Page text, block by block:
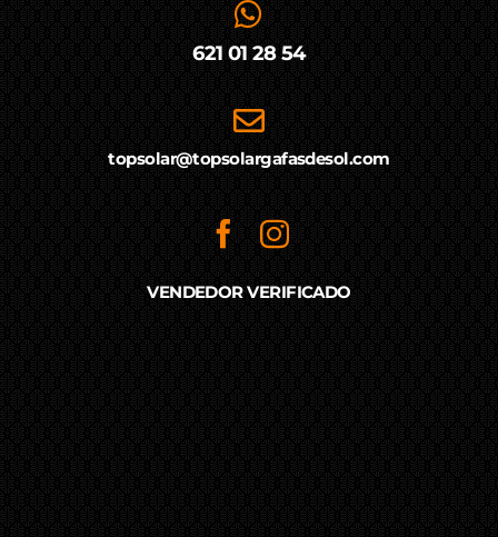
621 01 28 54
topsolar@topsolargafasdesol.com
VENDEDOR VERIFICADO